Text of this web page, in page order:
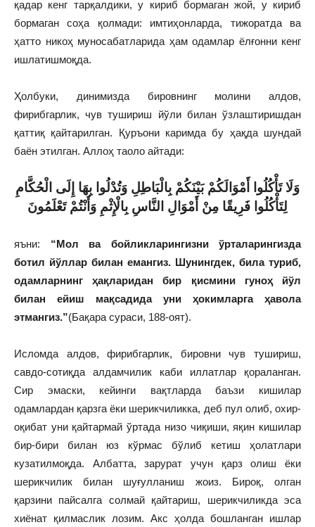
қадар кенг тарқалдики, у кириб бормаган жой, у кириб
бормаган соҳа қолмади: имтиҳонларда, тижоратда ва
ҳатто никоҳ муносабатларида ҳам одамлар ёлғонни кенг
ишлатишмоқда.
Ҳолбуки, динимизда бировнинг молини алдов,
фирибгарлик, чув тушириш йўли билан ўзлаштиришдан
қаттиқ қайтарилган. Қуръони каримда бу ҳақда шундай
баён этилган. Аллоҳ таоло айтади:
وَلَا تَأْكُلُوا أَمْوَالَكُمْ بَيْنَكُمْ بِالْبَاطِلِ وَتُدْلُوا بِهَا إِلَى الْحُكَّامِ
لِتَأْكُلُوا فَرِيقًا مِنْ أَمْوَالِ النَّاسِ بِالْإِثْمِ وَأَنْتُمْ تَعْلَمُونَ
яъни: “Мол ва бойликларингизни ўрталарингизда
ботил йўллар билан емангиз. Шунингдек, била туриб,
одамларнинг ҳақларидан бир қисмини гуноҳ йўл
билан ейиш мақсадида уни ҳокимларга ҳавола
этмангиз.”(Бақара сураси, 188-оят).
Исломда алдов, фирибгарлик, бировни чув тушириш,
савдо-сотиқда алдамчилик каби иллатлар қораланган.
Сир эмаски, кейинги вақтларда баъзи кишилар
одамлардан қарзга ёки шерикчиликка, деб пул олиб, охир-
оқибат уни қайтармай ўртада низо чиқиши, яқин кишилар
бир-бири билан юз кўрмас бўлиб кетиш ҳолатлари
кузатилмоқда. Албатта, зарурат учун қарз олиш ёки
шерикчилик билан шуғулланиш жоиз. Бироқ, олган
қарзини пайсалга солмай қайтариш, шерикчиликда эса
хиёнат қилмаслик лозим. Акс ҳолда бошланган ишлар